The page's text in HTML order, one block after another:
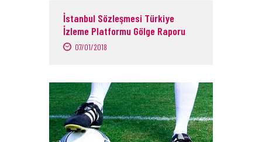
İstanbul Sözleşmesi Türkiye
İzleme Platformu Gölge Raporu
07/01/2018